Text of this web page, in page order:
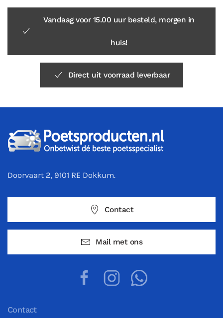
Vandaag voor 15.00 uur besteld, morgen in
huis!
Direct uit voorraad leverbaar
Doorvaart 2, 9101 RE Dokkum.
Contact
Mail met ons
Contact